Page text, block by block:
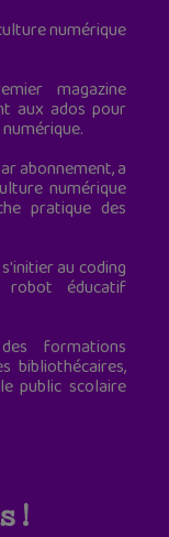
numérique
magazine
aux ados pour
abonnement, a
numérique
pratique des
au coding
éducatif
formations
bibliothécaires,
public scolaire
!